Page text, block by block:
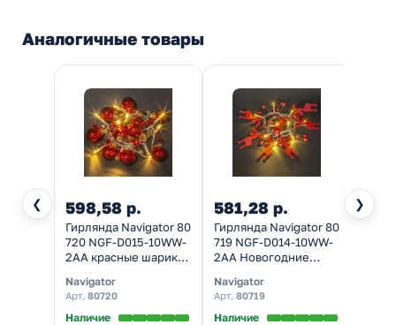
Аналогичные товары
❮ ❯
598,58 р.
Гирлянда Navigator 80
720 NGF-D015-10WW-
2AA красные шарики
батарейках, теплый
свет
Navigator
Арт. 80720
Наличие
581,28 р.
Гирлянда Navigator 80
719 NGF-D014-10WW-
2AA Новогодние
теплый свет
Navigator
Арт. 80719
Наличие